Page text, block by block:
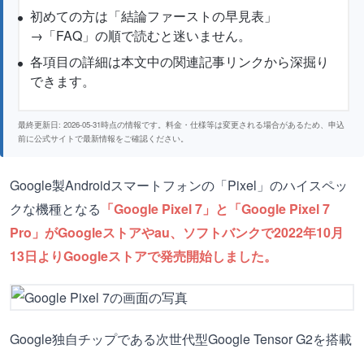
初めての方は「結論ファーストの早見表」
→「FAQ」の順で読むと迷いません。
各項目の詳細は本文中の関連記事リンクから深掘り
できます。
最終更新日: 2026-05-31時点の情報です。料金・仕様等は変更される場合があるため、申込
前に公式サイトで最新情報をご確認ください。
Google製Androidスマートフォンの「Pixel」のハイスペッ
クな機種となる 「Google Pixel 7」と「Google Pixel 7
Pro」がGoogleストアやau、ソフトバンクで2022年10月
13日よりGoogleストアで発売開始しました。
Google独自チップである次世代型Google Tensor G2を搭載